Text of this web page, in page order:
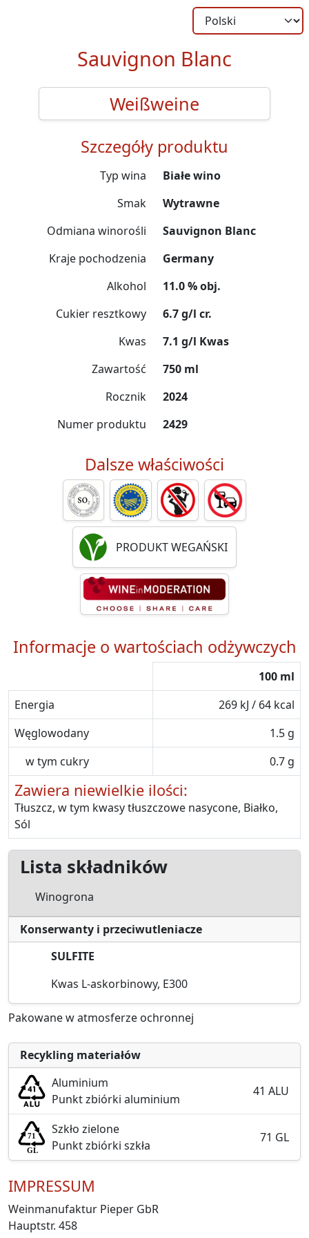
Sauvignon Blanc
Weißweine
Szczegóły produktu
Typ wina
Białe wino
Smak
Wytrawne
Odmiana winorośli
Sauvignon Blanc
Kraje pochodzenia
Germany
Alkohol
11.0 % obj.
Cukier resztkowy
6.7 g/l cr.
Kwas
7.1 g/l Kwas
Zawartość
750 ml
Rocznik
2024
Numer produktu
2429
Dalsze właściwości
PRODUKT WEGAŃSKI
Informacje o wartościach odżywczych
100 ml
Energia
269 kJ / 64 kcal
Węglowodany
1.5 g
w tym cukry
0.7 g
Zawiera niewielkie ilości:
Tłuszcz, w tym kwasy tłuszczowe nasycone, Białko,
Sól
Lista składników
Winogrona
Konserwanty i przeciwutleniacze
SULFITE
Kwas L-askorbinowy, E300
Pakowane w atmosferze ochronnej
Recykling materiałów
Aluminium
Punkt zbiórki aluminium
41 ALU
Szkło zielone
Punkt zbiórki szkła
71 GL
IMPRESSUM
Weinmanufaktur Pieper GbR
Hauptstr. 458